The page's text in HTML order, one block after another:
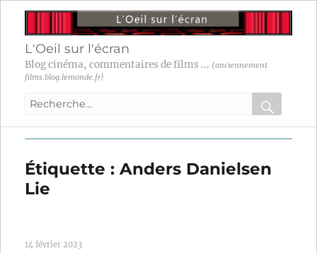
L'Oeil sur l'écran
Blog cinéma, commentaires de films ... (anciennement
films.blog.lemonde.fr)
Recherche
:
OK
Étiquette :Anders Danielsen
Lie
14 février 2023